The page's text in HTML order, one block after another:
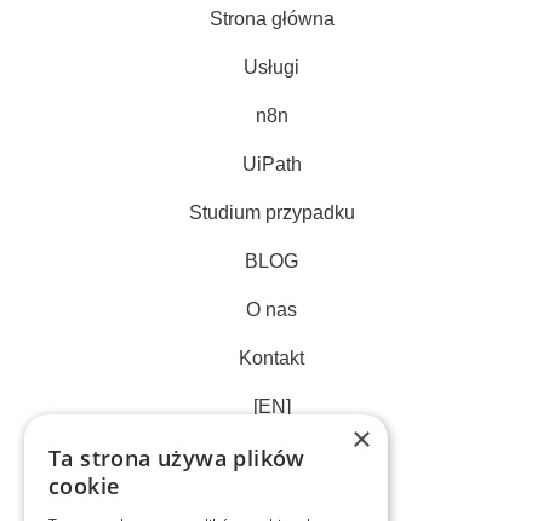
Strona główna
Usługi
n8n
UiPath
Studium przypadku
BLOG
O nas
Kontakt
[EN]
×
Ta strona używa plików
cookie